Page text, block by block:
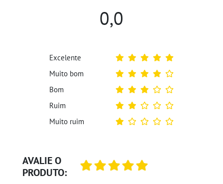
AVALIE O
PRODUTO:
0,0
Excelente
Muito bom
Bom
Ruim
Muito ruim